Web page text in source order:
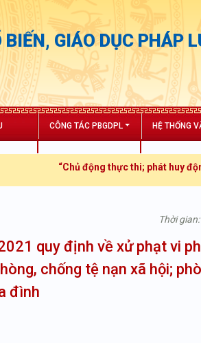
GIÁO DỤC PHÁP
CÔNG TÁC PBGDPL HỆ THỐNG
“Chủ động thực thi; phát huy động
Thời
quy định về xử phạt vi
chống tệ nạn xã hội;
đình